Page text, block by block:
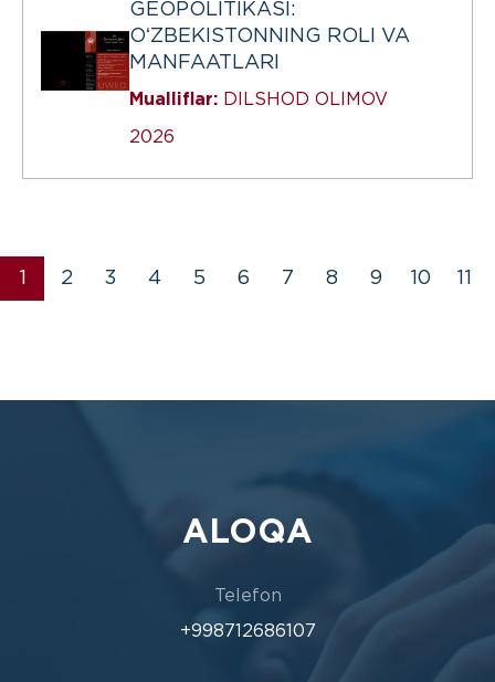
GEOPOLITIKASI:
OʻZBEKISTONNING ROLI VA
MANFAATLARI
Mualliflar: DILSHOD OLIMOV
2026
1 2 3 4 5 6 7 8 9 10 11
ALOQA
Telefon
+998712686107